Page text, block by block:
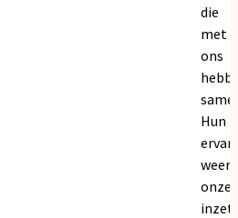
die
met
ons
Hun
onze
inzet